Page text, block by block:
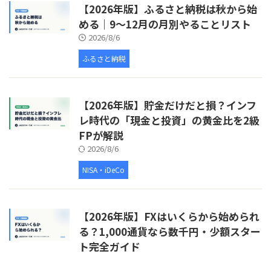
【2026年版】ふるさと納税は秋から始
める｜9〜12月の月別やることリスト
2026/8/6
ふるさと納税
【2026年版】貯金だけだと損？インフ
レ時代の「現金と投資」の黄金比を2級
FPが解説
2026/8/6
NISA・iDeCo
【2026年版】FXはいくらから始められ
る？1,000通貨なら数千円・少額スター
ト完全ガイド